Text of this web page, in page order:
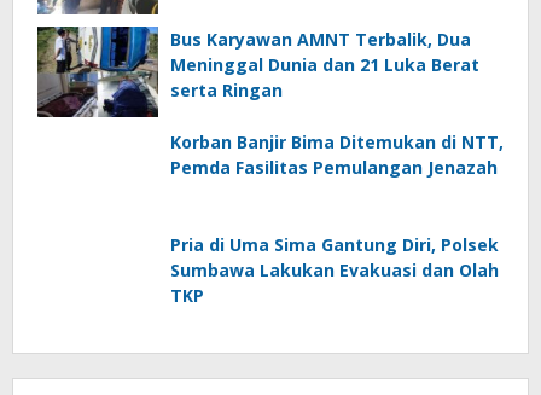
Bus Karyawan AMNT Terbalik, Dua
Meninggal Dunia dan 21 Luka Berat
serta Ringan
Korban Banjir Bima Ditemukan di NTT,
Pemda Fasilitas Pemulangan Jenazah
Pria di Uma Sima Gantung Diri, Polsek
Sumbawa Lakukan Evakuasi dan Olah
TKP